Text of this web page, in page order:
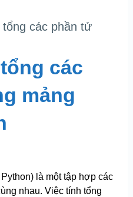
các phần tử
các
mảng
là một tập hợp các
nhau. Việc tính tổng